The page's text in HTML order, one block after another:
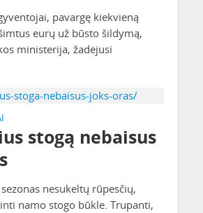
pavargę kiekvieną
eurų už būsto šildymą,
ministerija, žadėjusi
stoga-nebaisus-joks-oras/
stogą nebaisus
nesukeltų rūpesčių,
namo stogo būkle. Trupanti,